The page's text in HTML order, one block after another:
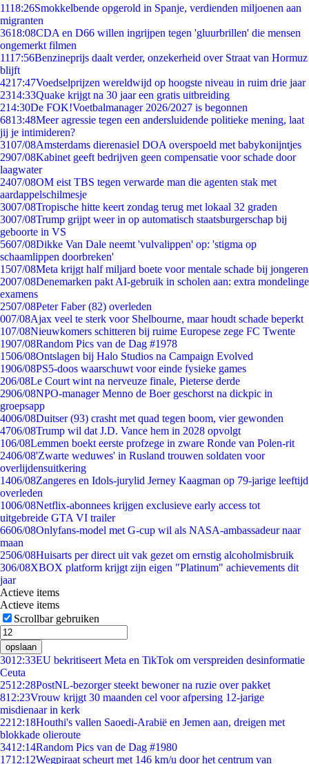
1118:26Smokkelbende opgerold in Spanje, verdienden miljoenen aan
migranten
3618:08CDA en D66 willen ingrijpen tegen 'gluurbrillen' die mensen
ongemerkt filmen
1117:56Benzineprijs daalt verder, onzekerheid over Straat van Hormuz
blijft
4217:47Voedselprijzen wereldwijd op hoogste niveau in ruim drie jaar
2314:33Quake krijgt na 30 jaar een gratis uitbreiding
214:30De FOK!Voetbalmanager 2026/2027 is begonnen
6813:48Meer agressie tegen een andersluidende politieke mening, laat
jij je intimideren?
3107/08Amsterdams dierenasiel DOA overspoeld met babykonijntjes
2907/08Kabinet geeft bedrijven geen compensatie voor schade door
laagwater
2407/08OM eist TBS tegen verwarde man die agenten stak met
aardappelschilmesje
3007/08Tropische hitte keert zondag terug met lokaal 32 graden
3007/08Trump grijpt weer in op automatisch staatsburgerschap bij
geboorte in VS
5607/08Dikke Van Dale neemt 'vulvalippen' op: 'stigma op
schaamlippen doorbreken'
1507/08Meta krijgt half miljard boete voor mentale schade bij jongeren
2007/08Denemarken pakt AI-gebruik in scholen aan: extra mondelinge
examens
2507/08Peter Faber (82) overleden
007/08Ajax veel te sterk voor Shelbourne, maar houdt schade beperkt
107/08Nieuwkomers schitteren bij ruime Europese zege FC Twente
1907/08Random Pics van de Dag #1978
1506/08Ontslagen bij Halo Studios na Campaign Evolved
1906/08PS5-doos waarschuwt voor einde fysieke games
206/08Le Court wint na nerveuze finale, Pieterse derde
2906/08NPO-manager Menno de Boer geschorst na dickpic in
groepsapp
4006/08Duitser (93) crasht met quad tegen boom, vier gewonden
4706/08Trump wil dat J.D. Vance hem in 2028 opvolgt
106/08Lemmen boekt eerste profzege in zware Ronde van Polen-rit
2406/08'Zwarte weduwes' in Rusland trouwen soldaten voor
overlijdensuitkering
1406/08Zangeres en Idols-jurylid Jerney Kaagman op 79-jarige leeftijd
overleden
1006/08Netflix-abonnees krijgen exclusieve early access tot
uitgebreide GTA VI trailer
6606/08Onlyfans-model met G-cup wil als NASA-ambassadeur naar
maan
2506/08Huisarts per direct uit vak gezet om ernstig alcoholmisbruik
306/08XBOX platform krijgt zijn eigen "Platinum" achievements dit
jaar
Actieve items
Actieve items
Scrollbar gebruiken
opslaan
3012:33EU bekritiseert Meta en TikTok om verspreiden desinformatie
Ceuta
2512:28PostNL-bezorger steekt bewoner na ruzie over pakket
812:23Vrouw krijgt 30 maanden cel voor afpersing 12-jarige
misdienaar in kerk
2212:18Houthi's vallen Saoedi-Arabië en Jemen aan, dreigen met
blokkade olieroute
3412:14Random Pics van de Dag #1980
1712:12Wegpiraat scheurt met 146 km/u door het centrum van